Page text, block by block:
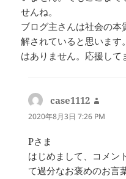
せんね。
ブログ主さんは社会の
解されていると思います
はありません。応援して
case1112
り:
2020年8月3日 7:26 PM
Pさま
はじめまして、コメン
て過分なお褒めのお言